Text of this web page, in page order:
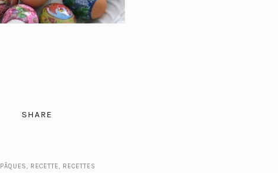
SHARE
PÂQUES, RECETTE, RECETTES